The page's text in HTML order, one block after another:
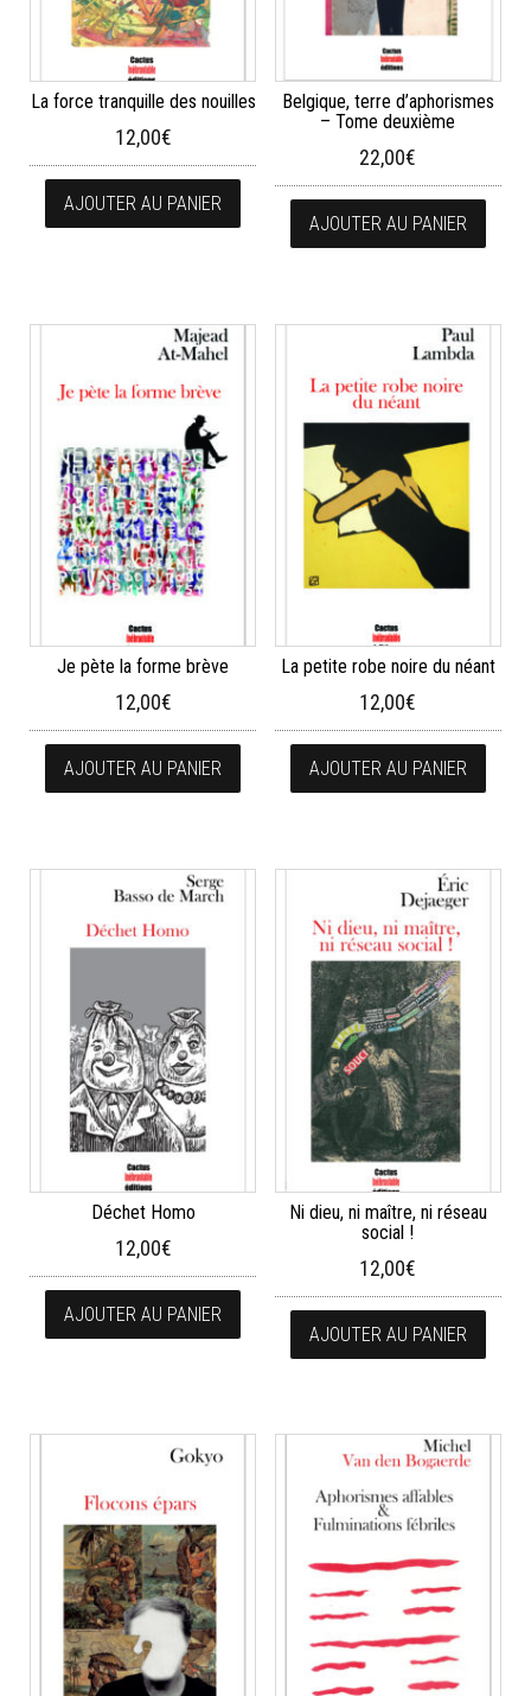
La force tranquille des nouilles
12,00€
AJOUTER AU PANIER
Belgique, terre d’aphorismes
– Tome deuxième
22,00€
AJOUTER AU PANIER
Je pète la forme brève
12,00€
AJOUTER AU PANIER
La petite robe noire du néant
12,00€
AJOUTER AU PANIER
Déchet Homo
12,00€
AJOUTER AU PANIER
Ni dieu, ni maître, ni réseau
social !
12,00€
AJOUTER AU PANIER